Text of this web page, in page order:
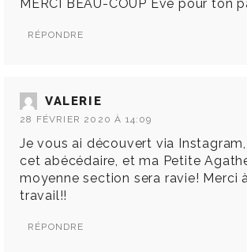
MERCI BEAU-COUP Eve pour ton
RÉPONDRE
VALERIE
28 FÉVRIER 2020 À 14:09
Je vous ai découvert via Instagram,
cet abécédaire, et ma Petite
moyenne section sera ravie! Merci
travail!!
RÉPONDRE